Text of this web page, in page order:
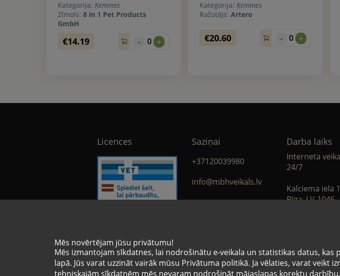
Mēs novērtējam jūsu privātumu!
Mēs izmantojam sīkdatnes, lai nodrošinātu e-veikala un statistikas datus,
lapā. Jūs varat uzzināt vairāk mūsu Privātuma politikā. Ja vēlaties, varat
tehniskajām sīkdatnēm mēs nevaram nodrošināt mājaslapas korektu darbību.
Kategorija: Ķemmes
Zīmols:8 in 1 Pet Products
GmbH
€14.19 - 0 +
Kategorija: Ķemmes
Ražotājs:Artero
€20.60 - 0 +
Licences
Licences numurs
VA-9936453
Saziņai
+37120039980
info@mbhveikals.lv
Darba laiks
Interneta
24/7
Kalciema iela
Rīga, LV-1046